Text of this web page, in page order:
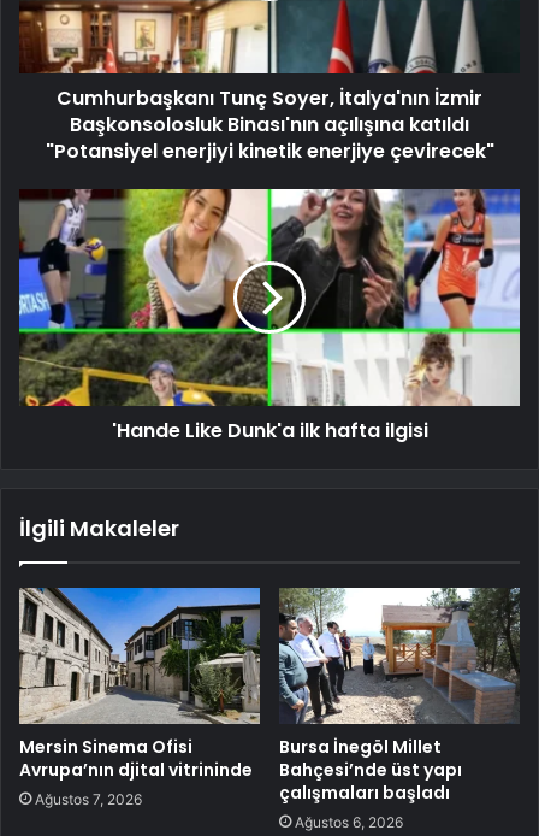
Cumhurbaşkanı Tunç Soyer, İtalya'nın İzmir
Başkonsolosluk Binası'nın açılışına katıldı
"Potansiyel enerjiyi kinetik enerjiye çevirecek"
'Hande Like Dunk'a ilk hafta ilgisi
İlgili Makaleler
Mersin Sinema Ofisi
Avrupa’nın djital vitrininde
Ağustos 7, 2026
Bursa İnegöl Millet
Bahçesi’nde üst yapı
çalışmaları başladı
Ağustos 6, 2026